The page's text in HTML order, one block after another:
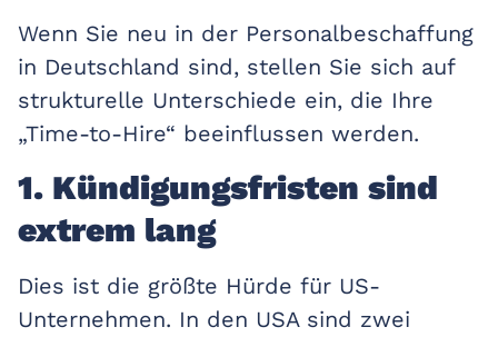
Wenn Sie neu in der Personalbeschaffung
in Deutschland sind, stellen Sie sich auf
strukturelle Unterschiede ein, die Ihre
„Time-to-Hire“ beeinflussen werden.
1. Kündigungsfristen sind
extrem lang
Dies ist die größte Hürde für US-
Unternehmen. In den USA sind zwei